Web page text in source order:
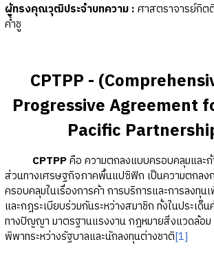
ผู้ทรงคุณวุฒิประจำบทความ : ศาสตราจารย์กิ
ค้ำชู
CPTPP -
Progressive Agreement
Pacific
CPTPPคือ ความตกลงแบบครอบคลุมและ
ส่วนทางเศรษฐกิจภาคพื้นแปซิฟิก เป็นความตกลง
ครอบคลุมในเรื่องการค้า การบริการและการลงทุน
และกฎระเบียบร่วมกันระหว่างสมาชิก ทั้งในประเ
ทางปัญญา มาตรฐานแรงงาน กฎหมายสิ่งแวดล้อม
พิพาทระหว่างรัฐบาลและนักลงทุนต่างชาติ[1]